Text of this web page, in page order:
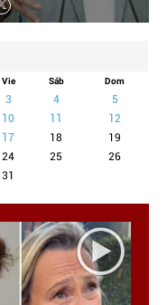
Vie Sáb Dom
3 4
5
10
12
17 18
19
24 25
26
31